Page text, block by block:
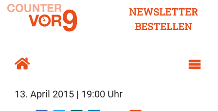
NEWSLETTER
BESTELLEN
13. April 2015 | 19:00 Uhr